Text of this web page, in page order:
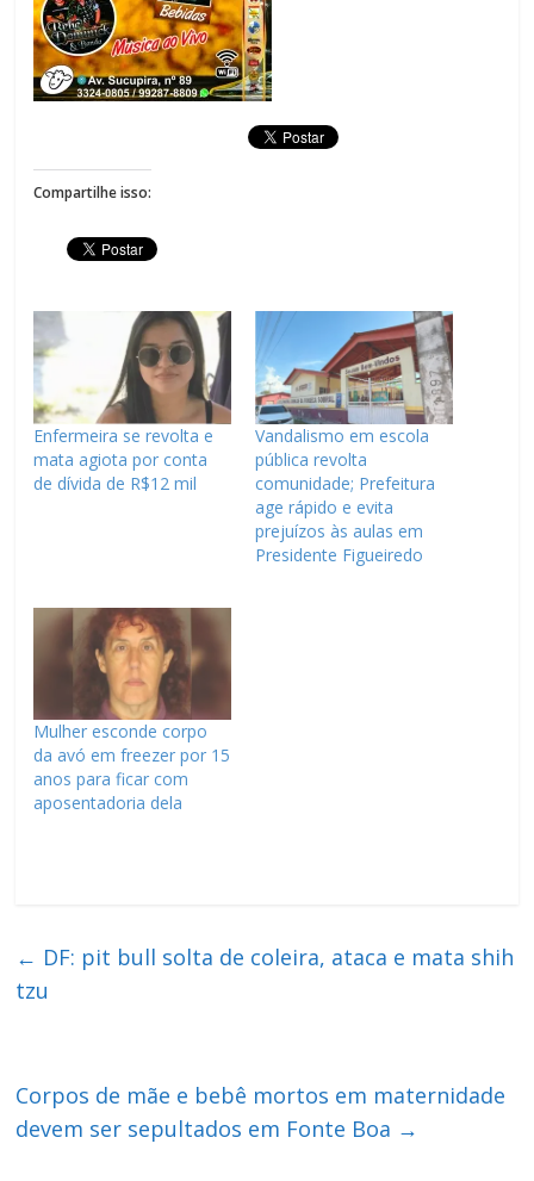
Compartilhe isso:
Enfermeira se revolta e
mata agiota por conta
de dívida de R$12 mil
Vandalismo em escola
pública revolta
comunidade; Prefeitura
age rápido e evita
prejuízos às aulas em
Presidente Figueiredo
Mulher esconde corpo
da avó em freezer por 15
anos para ficar com
aposentadoria dela
← DF: pit bull solta de coleira, ataca e mata shih
tzu
Corpos de mãe e bebê mortos em maternidade
devem ser sepultados em Fonte Boa →